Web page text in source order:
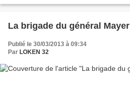
La brigade du général Mayer
Publié le 30/03/2013 à 09:34
Par LOKEN 32